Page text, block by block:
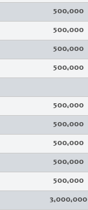
500,000
500,000
500,000
500,000
500,000
500,000
500,000
500,000
500,000
3,000,000